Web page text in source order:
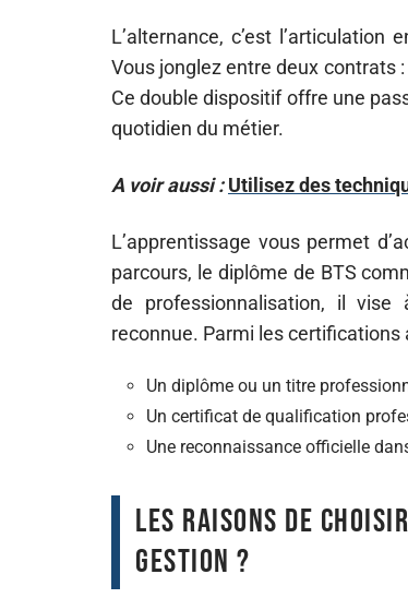
L’alternance, c’est
Vous jonglez entre deux contrats
Ce double dispositif offre une
quotidien du métier.
A voir aussi : Utilisez des
L’apprentissage vous permet
parcours, le diplôme de BTS
de professionnalisation, il vise
reconnue. Parmi les certifications
Un diplôme ou un titre
Un certificat de qualification
Une reconnaissance officielle
Les raisons de
gestion ?